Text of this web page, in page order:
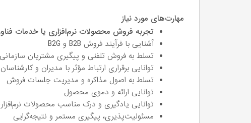
مهارت‌های مورد نیاز
تجربه فروش محصولات نرم‌افزاری یا خدمات
آشنایی با فرآیند فروش B2B و B2G
تسلط به فروش تلفنی و پیگیری مشتریان سازمانی
توانایی برقراری ارتباط مؤثر با مدیران و
تسلط به اصول مذاکره و مدیریت جلسات فروش
توانایی ارائه و دموی محصول
توانایی یادگیری و درک مناسب محصولات
مسئولیت‌پذیری، پیگیری مستمر و نتیجه‌گرایی